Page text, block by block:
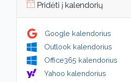
Pridėti į kalendorių
Google kalendorius
Outlook kalendorius
Office365 kalendorius
Yahoo kalendorius